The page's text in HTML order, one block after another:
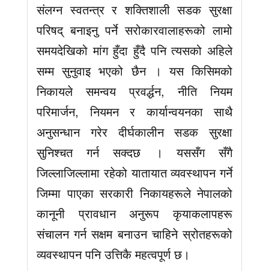
संलग्न स्वतन्त्र र शक्तिशाली सडक सुरक्षा
परिषद् बनाइनु पर्ने सरोकारवालाहरूको लामो
समयदेखिको मांग हुँदा हुँदै पनि त्यसको अहिले
सम्म सुनुवाइ भएको छैन । यस किसिमको
निकायले समन्वय प्रवर्द्धन, नीति नियम
परिमार्जन, नियमन र कार्यान्वयनका साथै
अनुसन्धान गरेर दीर्घकालीन सडक सुरक्षा
सुनिश्चत गर्न सक्दछ । यससँग सँगै
जिल्लाजिल्लामा रहेको यातायात व्यवस्थापन गर्ने
जिम्मा पाएका सरकारी निकायहरूले नेपालको
कानूनी प्रावधान अनुरूप कृयाकलापहरू
संचालन गर्न सक्षम बनाउन चाहिने स्रोतहरूको
व्यवस्थापन पनि उत्तिकै महत्वपूर्ण छ।